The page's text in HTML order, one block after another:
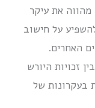
את עיקר
על חישוב
האחרים.
זכויות היורש
בעקרונות של